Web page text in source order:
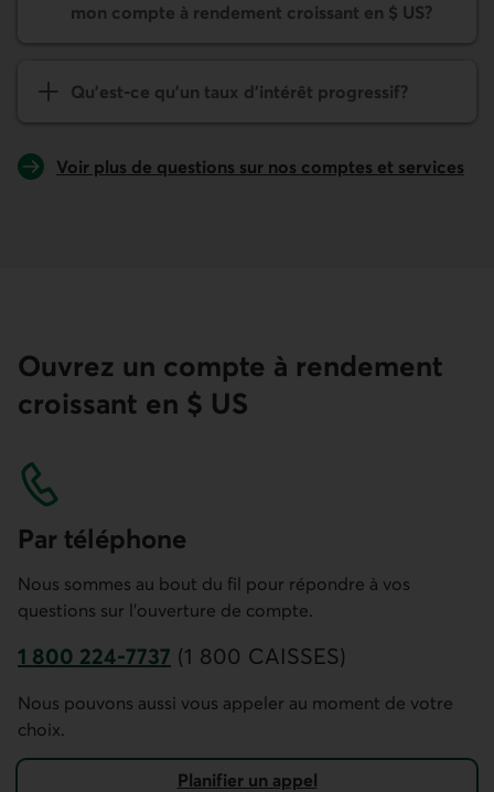
mon compte à rendement croissant en $ US?
Qu'est-ce qu'un taux d'intérêt progressif?
Voir plus de questions sur nos comptes et services
Ouvrez un compte à rendement
croissant en $ US
Par télé­phone
Nous sommes au bout du fil pour répondre à vos
questions sur l'ouverture de compte.
1 800 224-7737 (1 800 CAISSES)
Nous pouvons aussi vous appeler au moment de votre
choix.
Pla­nifier un appel